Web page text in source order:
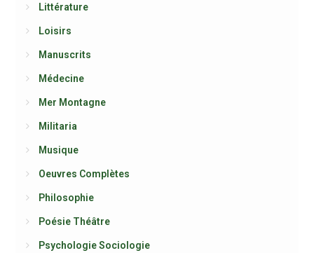
Littérature
Loisirs
Manuscrits
Médecine
Mer Montagne
Militaria
Musique
Oeuvres Complètes
Philosophie
Poésie Théâtre
Psychologie Sociologie